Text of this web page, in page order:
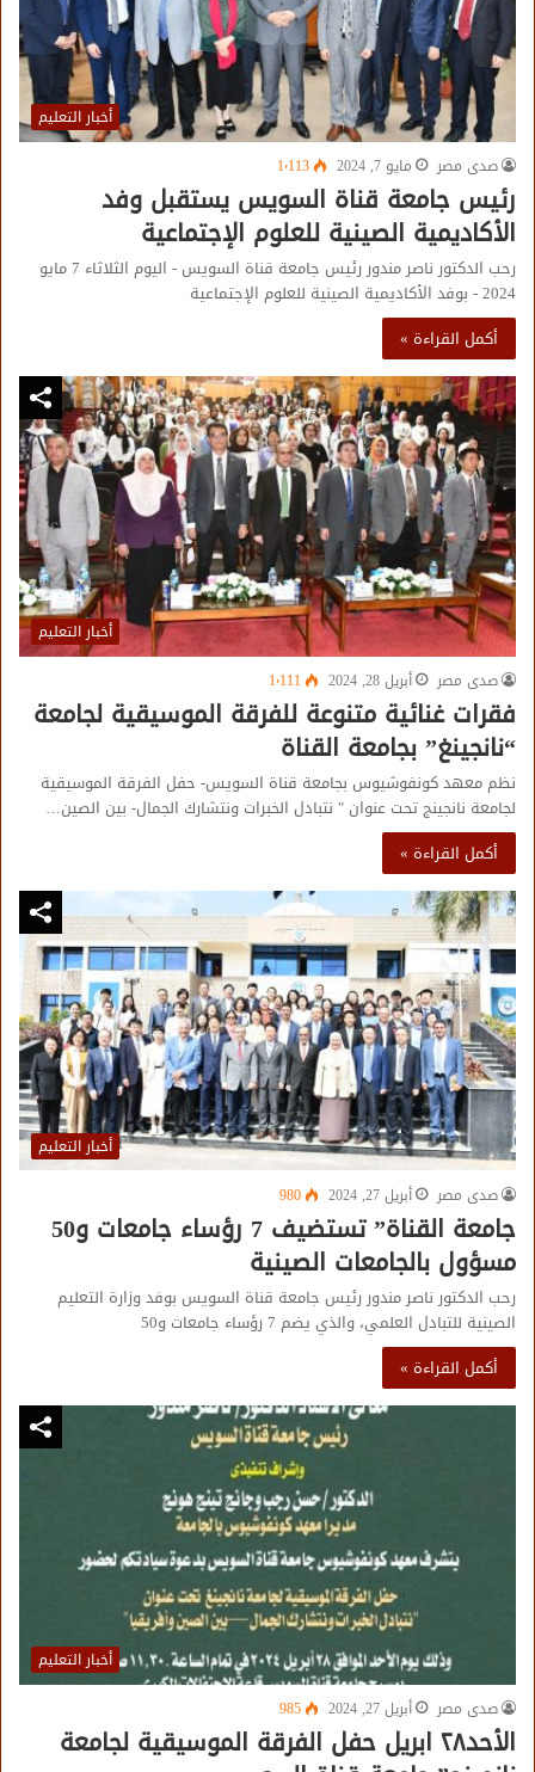
أخبار التعليم
صدى مصر
مايو 7, 2024 1٬113
رئيس جامعة قناة السويس يستقبل وفد
الأكاديمية الصينية للعلوم الإجتماعية
رحب الدكتور ناصر مندور رئيس جامعة قناة السويس - اليوم الثلاثاء 7 مايو
2024 - بوفد الأكاديمية الصينية للعلوم الإجتماعية
أكمل القراءة »
أخبار التعليم
صدى مصر
أبريل 28, 2024 1٬111
فقرات غنائية متنوعة للفرقة الموسيقية لجامعة
“نانجينغ” بجامعة القناة
نظم معهد كونفوشيوس بجامعة قناة السويس- حفل الفرقة الموسيقية
لجامعة نانجينج تحت عنوان " نتبادل الخبرات ونتشارك الجمال- بين الصين…
أكمل القراءة »
أخبار التعليم
صدى مصر
أبريل 27, 2024 980
جامعة القناة” تستضيف 7 رؤساء جامعات و50
مسؤول بالجامعات الصينية
رحب الدكتور ناصر مندور رئيس جامعة قناة السويس بوفد وزارة التعليم
الصينية للتبادل العلمي، والذي يضم 7 رؤساء جامعات و50
أكمل القراءة »
أخبار التعليم
صدى مصر
أبريل 27, 2024 985
الأحد٢٨ ابريل حفل الفرقة الموسيقية لجامعة